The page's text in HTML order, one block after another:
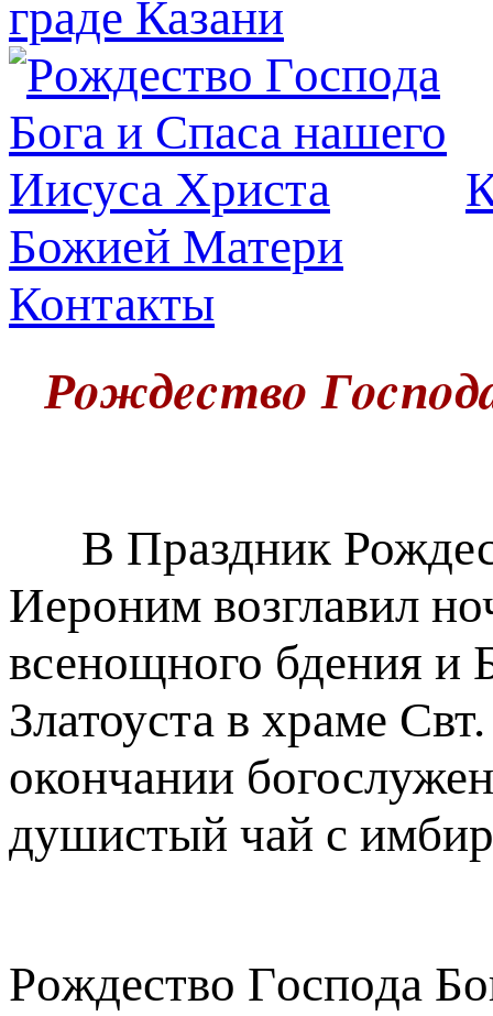
граде Казани
Божией Матери
Контакты
Рoждecтвo
В Праздник
Иероним возглавил
всенощного бдения
Златоуста в храме
окончании
душистый чай с
Рoждecтвo Гocпoдa